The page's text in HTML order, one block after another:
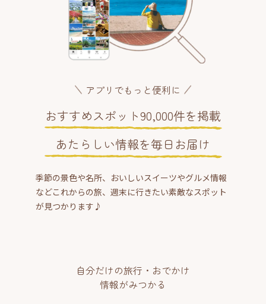
アプリでもっと便利に
おすすめスポット90,000件を掲載
あたらしい情報を毎日お届け
季節の景色や名所、おいしいスイーツやグルメ情報
などこれからの旅、週末に行きたい素敵なスポット
が見つかります♪
自分だけの旅行・おでかけ
情報がみつかる